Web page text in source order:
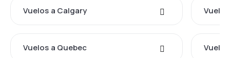
Vuelos a Calgary
Vuelos a Quebec